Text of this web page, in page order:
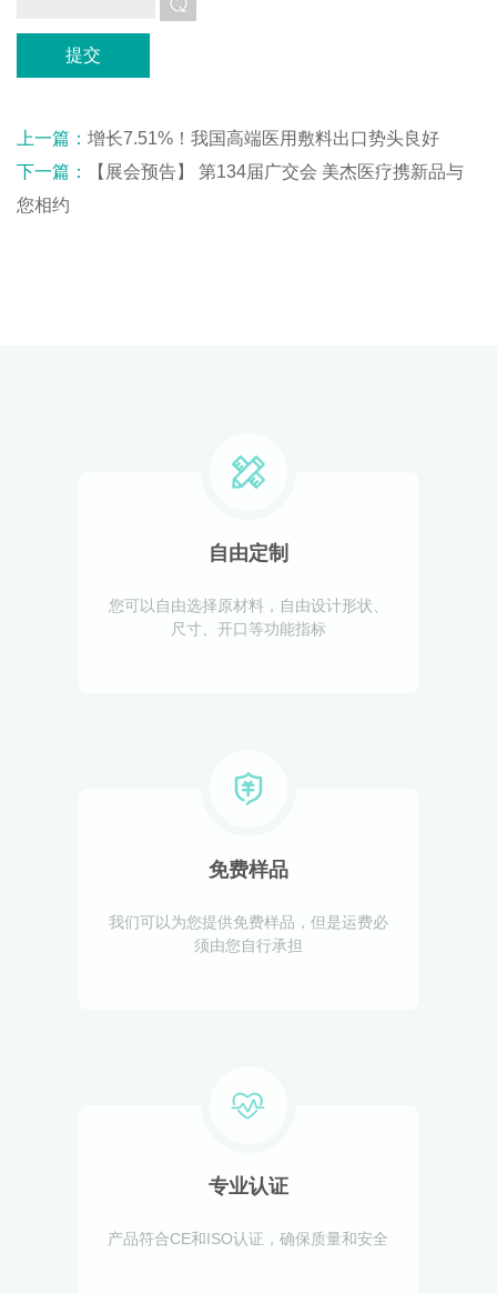
上一篇： 增长7.51%！我国高端医用敷料出口势头良好
下一篇：
【展会预告】 第134届广交会 美杰医疗携新品与
您相约
自由定制
您可以自由选择原材料，自由设计形状、
尺寸、开口等功能指标
免费样品
我们可以为您提供免费样品，但是运费必
须由您自行承担
专业认证
产品符合CE和ISO认证，确保质量和安全